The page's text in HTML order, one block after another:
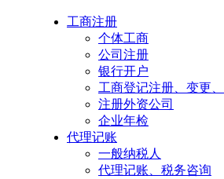
工商注册
个体工商
公司注册
银行开户
工商登记注册、变更
注册外资公司
企业年检
代理记账
一般纳税人
代理记账、税务咨询